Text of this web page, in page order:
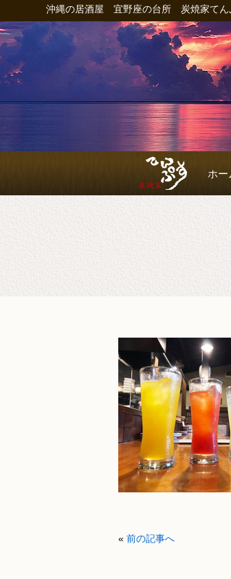
沖縄の居酒屋 宜野座の台所 炭焼家てん
ホー
« 前の記事へ